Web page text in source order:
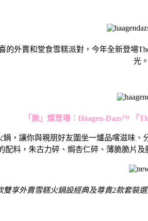
的外賣和堂食雪糕派對，今年全新登
光。
「脆」燦登場： Häagen-Dazs™ 「
鍋，讓你與親朋好友圍坐一爐品嚐滋味
配料，朱古力碎、焗杏仁碎、薄脆脆片
雙享外賣雪糕火鍋設經典及尊貴2款套